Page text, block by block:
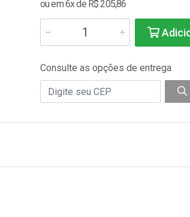
ou em 6x de R$ 205,86
Consulte as opções de entrega